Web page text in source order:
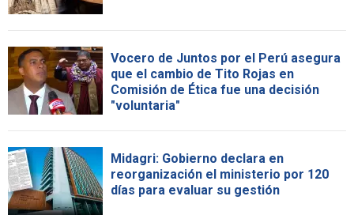
Vocero de Juntos por el Perú asegura
que el cambio de Tito Rojas en
Comisión de Ética fue una decisión
"voluntaria"
Midagri: Gobierno declara en
reorganización el ministerio por 120
días para evaluar su gestión